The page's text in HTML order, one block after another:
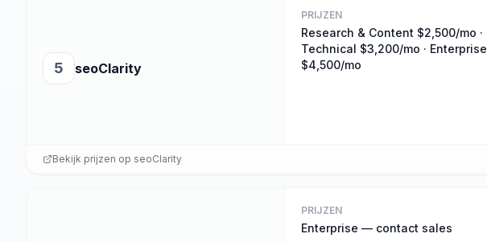
5 seoClarity
PRIJZEN
Research & Content $2,500/mo ·
Technical $3,200/mo · Enterprise
$4,500/mo
Bekijk prijzen op seoClarity
PRIJZEN
Enterprise — contact sales